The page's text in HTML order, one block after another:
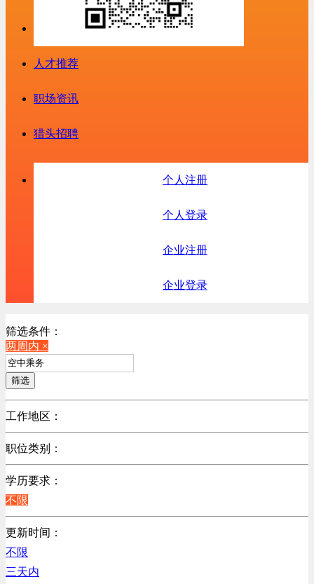
人才推荐
职场资讯
猎头招聘
个人注册
个人登录
企业注册
企业登录
筛选条件：
两周内 ×
筛选
工作地区：
不限
职位类别：
不限
学历要求：
不限
更新时间：
不限
三天内